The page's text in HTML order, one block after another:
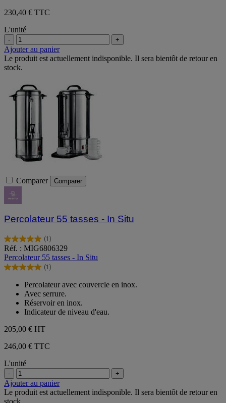
230,40 € TTC
L'unité
- +
Ajouter au panier
Le produit est actuellement indisponible. Il sera bientôt de retour en
stock.
Comparer Comparer
Percolateur 55 tasses - In Situ
(1)
5.0
sur
5
étoiles.
avis
Réf. : MIG6806329
Percolateur 55 tasses - In Situ
(1)
5.0
étoiles.
Percolateur avec couvercle en inox.
Avec serrure.
Réservoir en inox.
Indicateur de niveau d'eau.
205,00 € HT
246,00 € TTC
L'unité
- +
Ajouter au panier
Le produit est actuellement indisponible. Il sera bientôt de retour en